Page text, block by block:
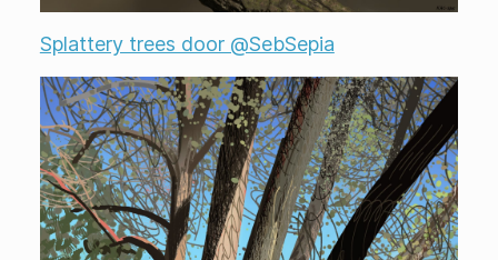
Splattery trees door @SebSepia